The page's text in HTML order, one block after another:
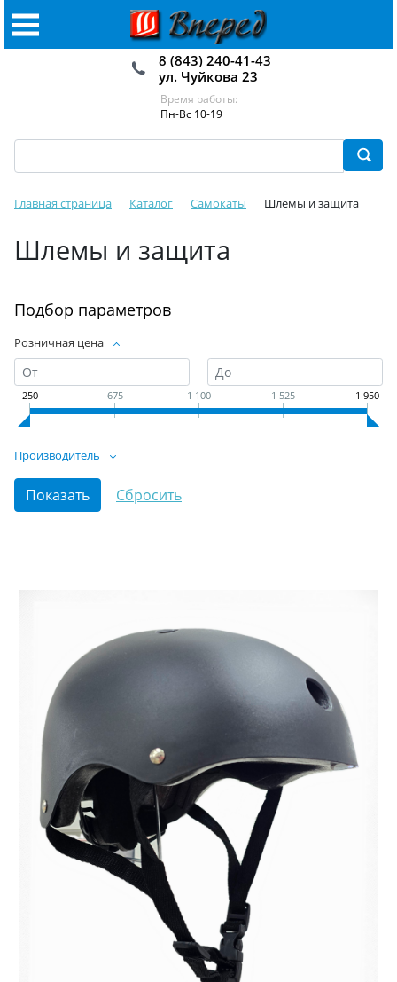
8 (843) 240-41-43
ул. Чуйкова 23
Время работы:
Пн-Вс 10-19
Главная страница Каталог Самокаты Шлемы и защита
Шлемы и защита
Подбор параметров
Розничная цена
250 675 1 100 1 525 1 950
Производитель